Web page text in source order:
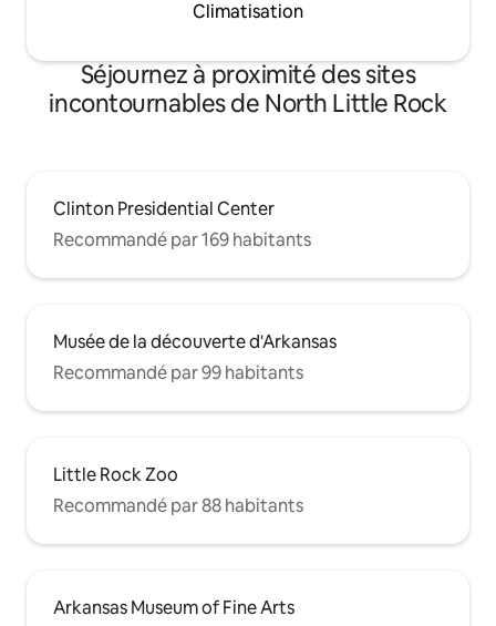
Climatisation
Séjournez à proximité des sites
incontournables de North Little Rock
Clinton Presidential Center
Recommandé par 169 habitants
Musée de la découverte d'Arkansas
Recommandé par 99 habitants
Little Rock Zoo
Recommandé par 88 habitants
Arkansas Museum of Fine Arts